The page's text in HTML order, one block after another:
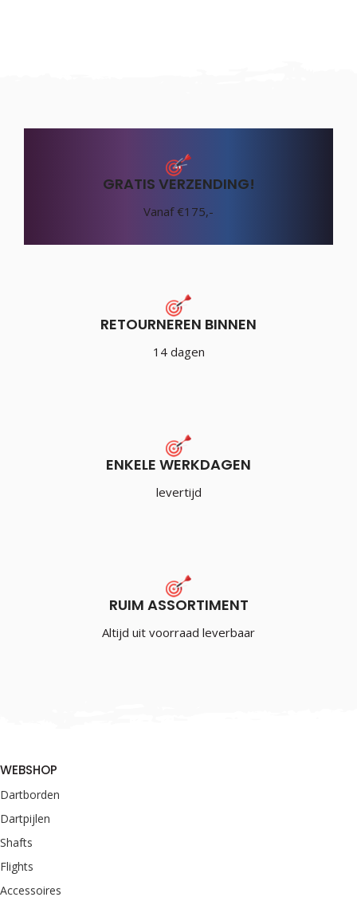
GRATIS VERZENDING!
Vanaf €175,-
RETOURNEREN BINNEN
14 dagen
ENKELE WERKDAGEN
levertijd
RUIM ASSORTIMENT
Altijd uit voorraad leverbaar
WEBSHOP
Dartborden
Dartpijlen
Shafts
Flights
Accessoires